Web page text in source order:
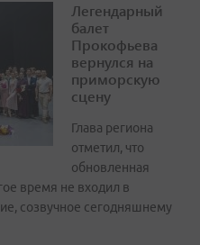
Легендарный
балет
Прокофьева
вернулся на
приморскую
сцену
Глава региона
отметил, что
обновленная
время не входил в
созвучное сегодняшнему